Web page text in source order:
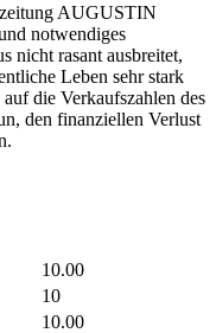
AUGUSTIN
notwendiges
nicht rasant ausbreitet,
Leben sehr stark
die Verkaufszahlen des
den finanziellen Verlust
10.00
10
10.00